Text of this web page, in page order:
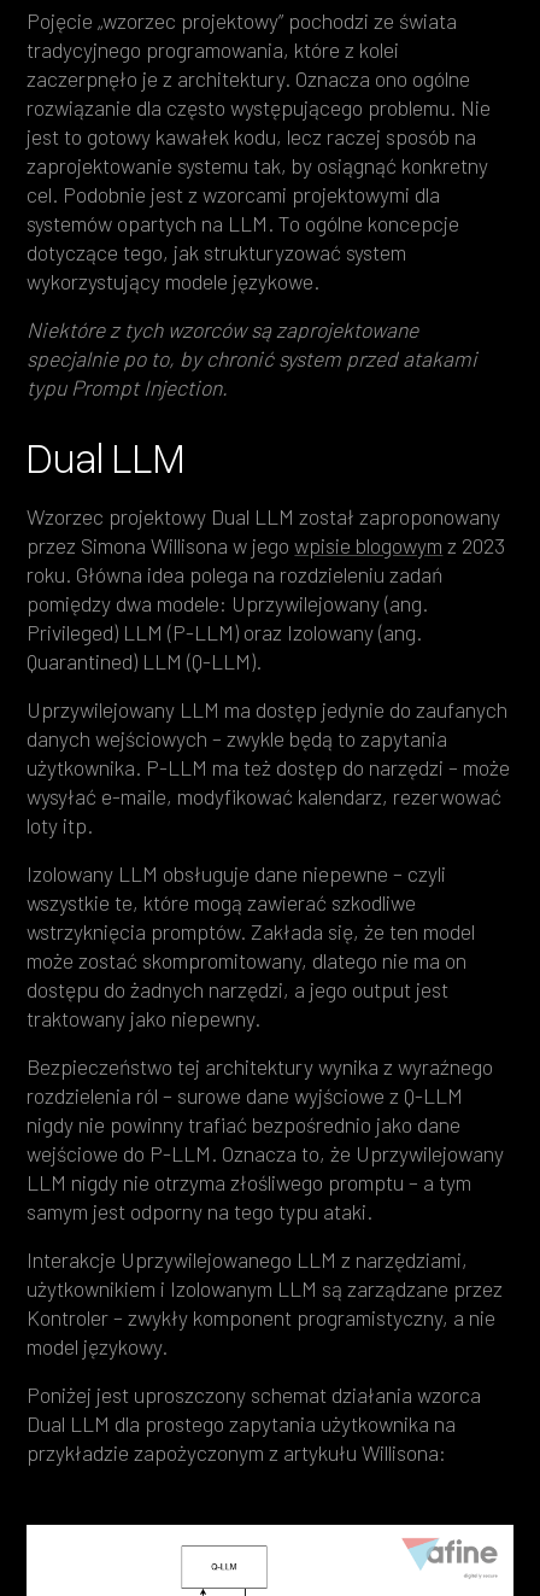
Pojęcie „wzorzec projektowy” pochodzi ze świata
tradycyjnego programowania, które z kolei
zaczerpnęło je z architektury. Oznacza ono ogólne
rozwiązanie dla często występującego problemu. Nie
jest to gotowy kawałek kodu, lecz raczej sposób na
zaprojektowanie systemu tak, by osiągnąć konkretny
cel. Podobnie jest z wzorcami projektowymi dla
systemów opartych na LLM. To ogólne koncepcje
dotyczące tego, jak strukturyzować system
wykorzystujący modele językowe.
Niektóre z tych wzorców są zaprojektowane
specjalnie po to, by chronić system przed atakami
typu Prompt Injection.
Dual LLM
Wzorzec projektowy Dual LLM został zaproponowany
przez Simona Willisona w jegowpisie blogowym z 2023
roku. Główna idea polega na rozdzieleniu zadań
pomiędzy dwa modele: Uprzywilejowany (ang.
Privileged) LLM (P-LLM) oraz Izolowany (ang.
Quarantined) LLM (Q-LLM).
Uprzywilejowany LLM ma dostęp jedynie do zaufanych
danych wejściowych – zwykle będą to zapytania
użytkownika. P-LLM ma też dostęp do narzędzi – może
wysyłać e-maile, modyfikować kalendarz, rezerwować
loty itp.
Izolowany LLM obsługuje dane niepewne – czyli
wszystkie te, które mogą zawierać szkodliwe
wstrzyknięcia promptów. Zakłada się, że ten model
może zostać skompromitowany, dlatego nie ma on
dostępu do żadnych narzędzi, a jego output jest
traktowany jako niepewny.
Bezpieczeństwo tej architektury wynika z wyraźnego
rozdzielenia ról – surowe dane wyjściowe z Q-LLM
nigdy nie powinny trafiać bezpośrednio jako dane
wejściowe do P-LLM. Oznacza to, że Uprzywilejowany
LLM nigdy nie otrzyma złośliwego promptu – a tym
samym jest odporny na tego typu ataki.
Interakcje Uprzywilejowanego LLM z narzędziami,
użytkownikiem i Izolowanym LLM są zarządzane przez
Kontroler – zwykły komponent programistyczny, a nie
model językowy.
Poniżej jest uproszczony schemat działania wzorca
Dual LLM dla prostego zapytania użytkownika na
przykładzie zapożyczonym z artykułu Willisona: